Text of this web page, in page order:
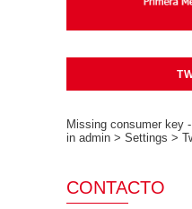
Missing consumer key
in admin > Settings >
CONTACTO